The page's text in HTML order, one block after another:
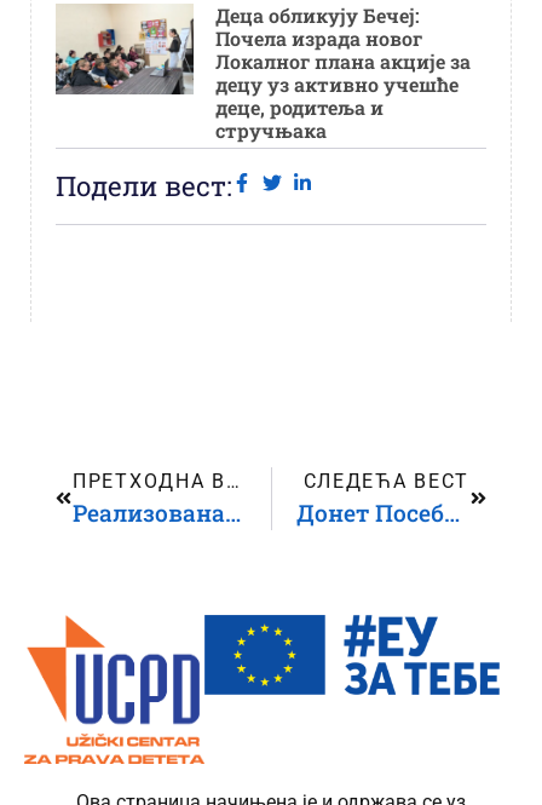
Деца обликују Бечеј:
Почела израда новог
Локалног плана акције за
децу уз активно учешће
деце, родитеља и
стручњака
Подели вест:
ПРЕТХОДНА ВЕСТ
Реализована обука „Изазови и могућности у остваривању права детета на партиципацију“
СЛЕДЕЋА ВЕСТ
Донет Посебни протокол за заштиту деце од насиља у области социјалне заштите